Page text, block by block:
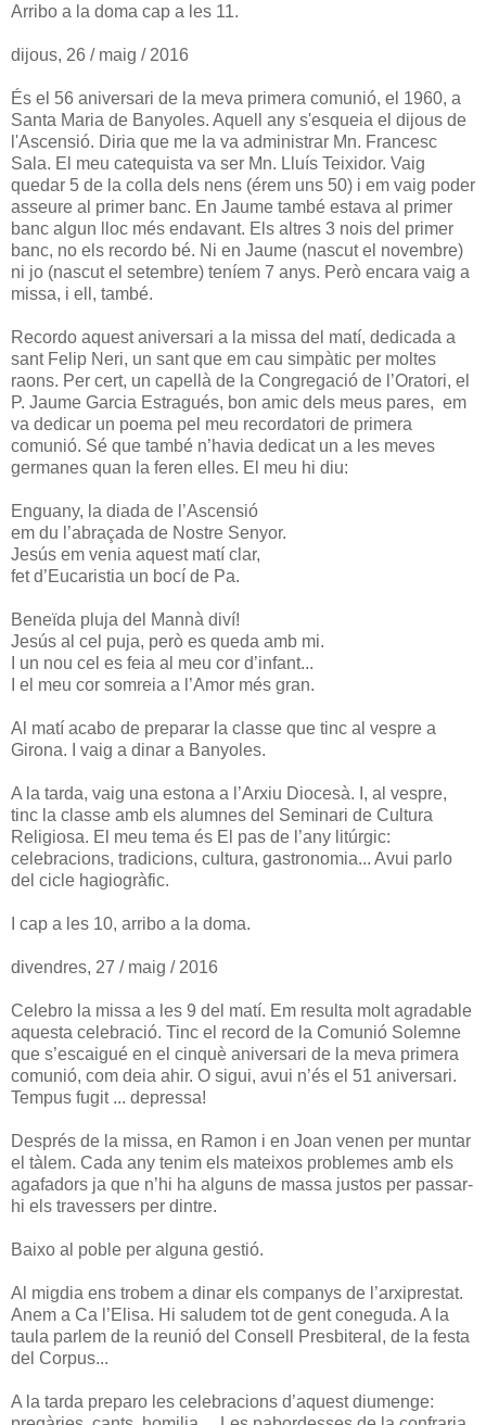
Arribo a la doma cap a les 11.
dijous, 26 / maig / 2016
És el 56 aniversari de la meva primera comunió, el 1960, a
Santa Maria de Banyoles. Aquell any s'esqueia el dijous de
l'Ascensió. Diria que me la va administrar Mn. Francesc
Sala. El meu catequista va ser Mn. Lluís Teixidor. Vaig
quedar 5 de la colla dels nens (érem uns 50) i em vaig poder
asseure al primer banc. En Jaume també estava al primer
banc algun lloc més endavant. Els altres 3 nois del primer
banc, no els recordo bé. Ni en Jaume (nascut el novembre)
ni jo (nascut el setembre) teníem 7 anys. Però encara vaig a
missa, i ell, també.
Recordo aquest aniversari a la missa del matí, dedicada a
sant Felip Neri, un sant que em cau simpàtic per moltes
raons. Per cert, un capellà de la Congregació de l’Oratori, el
P. Jaume Garcia Estragués, bon amic dels meus pares, em
va dedicar un poema pel meu recordatori de primera
comunió. Sé que també n’havia dedicat un a les meves
germanes quan la feren elles. El meu hi diu:
Enguany, la diada de l’Ascensió
em du l’abraçada de Nostre Senyor.
Jesús em venia aquest matí clar,
fet d’Eucaristia un bocí de Pa.
Beneïda pluja del Mannà diví!
Jesús al cel puja, però es queda amb mi.
I un nou cel es feia al meu cor d’infant...
I el meu cor somreia a l’Amor més gran.
Al matí acabo de preparar la classe que tinc al vespre a
Girona. I vaig a dinar a Banyoles.
A la tarda, vaig una estona a l’Arxiu Diocesà. I, al vespre,
tinc la classe amb els alumnes del Seminari de Cultura
Religiosa. El meu tema és El pas de l’any litúrgic:
celebracions, tradicions, cultura, gastronomia... Avui parlo
del cicle hagiogràfic.
I cap a les 10, arribo a la doma.
divendres, 27 / maig / 2016
Celebro la missa a les 9 del matí. Em resulta molt agradable
aquesta celebració. Tinc el record de la Comunió Solemne
que s’escaigué en el cinquè aniversari de la meva primera
comunió, com deia ahir. O sigui, avui n’és el 51 aniversari.
Tempus fugit ... depressa!
Després de la missa, en Ramon i en Joan venen per muntar
el tàlem. Cada any tenim els mateixos problemes amb els
agafadors ja que n’hi ha alguns de massa justos per passar-
hi els travessers per dintre.
Baixo al poble per alguna gestió.
Al migdia ens trobem a dinar els companys de l’arxiprestat.
Anem a Ca l’Elisa. Hi saludem tot de gent coneguda. A la
taula parlem de la reunió del Consell Presbiteral, de la festa
del Corpus...
A la tarda preparo les celebracions d’aquest diumenge: